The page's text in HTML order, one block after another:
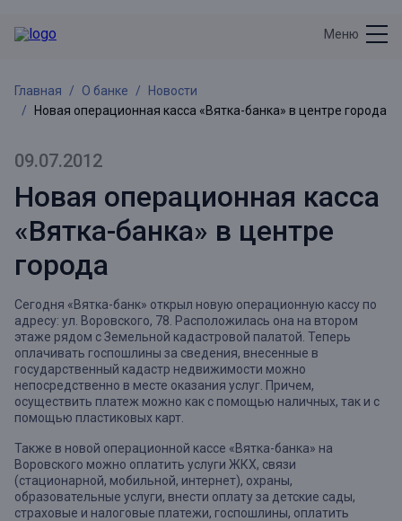
Меню
Главная О банке
Новости
Новая операционная касса «Вятка-банка» в центре города
09.07.2012
Новая операционная касса
«Вятка-банка» в центре
города
Сегодня «Вятка-банк» открыл новую операционную кассу по
адресу: ул. Воровского, 78. Расположилась она на втором
этаже рядом с Земельной кадастровой палатой. Теперь
оплачивать госпошлины за сведения, внесенные в
государственный кадастр недвижимости можно
непосредственно в месте оказания услуг. Причем,
осуществить платеж можно как с помощью наличных, так и с
помощью пластиковых карт.
Также в новой операционной кассе «Вятка-банка» на
Воровского можно оплатить услуги ЖКХ, связи
(стационарной, мобильной, интернет), охраны,
образовательные услуги, внести оплату за детские сады,
страховые и налоговые платежи, госпошлины, оплатить